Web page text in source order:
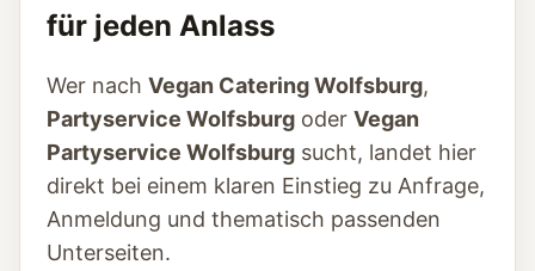
für jeden Anlass
Wer nach Vegan Catering Wolfsburg,
Partyservice Wolfsburg oder Vegan
Partyservice Wolfsburg sucht, landet hier
direkt bei einem klaren Einstieg zu Anfrage,
Anmeldung und thematisch passenden
Unterseiten.